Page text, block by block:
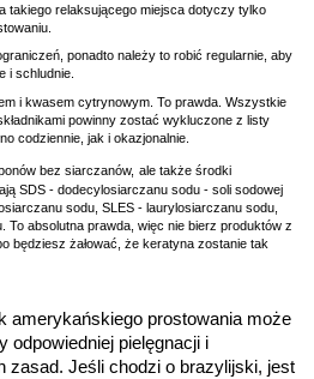
takiego relaksującego miejsca dotyczy tylko
ponadto należy to robić regularnie, aby
i schludnie.
i kwasem cytrynowym. To prawda. Wszystkie
powinny zostać wykluczone z listy
codziennie, jak i okazjonalnie.
bez siarczanów, ale także środki
SDS - dodecylosiarczanu sodu - soli sodowej
sodu, SLES - laurylosiarczanu sodu,
To absolutna prawda, więc nie bierz produktów z
będziesz żałować, że keratyna zostanie tak
amerykańskiego prostowania może
odpowiedniej pielęgnacji i
zasad. Jeśli chodzi o brazylijski, jest